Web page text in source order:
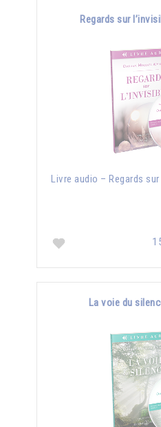
Regards sur
Livre audio – Regards
La voie du